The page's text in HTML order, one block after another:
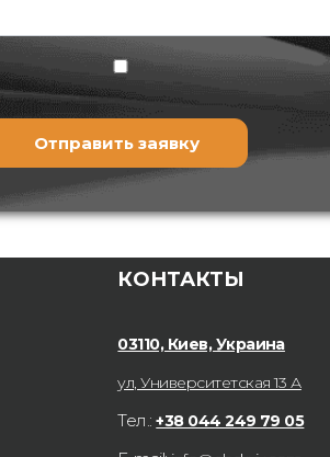
КОНТАКТЫ
03110, Киев, Украина
ул, Университетская 13 А
Тел.:+38 044 249 79 05